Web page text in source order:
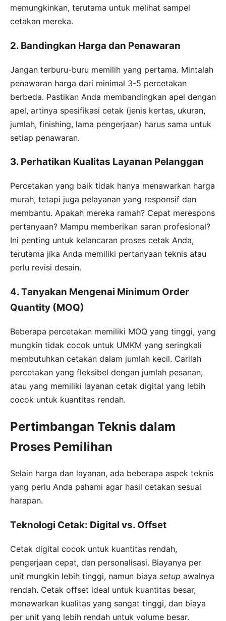
memungkinkan, terutama untuk melihat sampel
cetakan mereka.
2. Bandingkan Harga dan Penawaran
Jangan terburu-buru memilih yang pertama. Mintalah
penawaran harga dari minimal 3-5 percetakan
berbeda. Pastikan Anda membandingkan apel dengan
apel, artinya spesifikasi cetak (jenis kertas, ukuran,
jumlah, finishing, lama pengerjaan) harus sama untuk
setiap penawaran.
3. Perhatikan Kualitas Layanan Pelanggan
Percetakan yang baik tidak hanya menawarkan harga
murah, tetapi juga pelayanan yang responsif dan
membantu. Apakah mereka ramah? Cepat merespons
pertanyaan? Mampu memberikan saran profesional?
Ini penting untuk kelancaran proses cetak Anda,
terutama jika Anda memiliki pertanyaan teknis atau
perlu revisi desain.
4. Tanyakan Mengenai Minimum Order
Quantity (MOQ)
Beberapa percetakan memiliki MOQ yang tinggi, yang
mungkin tidak cocok untuk UMKM yang seringkali
membutuhkan cetakan dalam jumlah kecil. Carilah
percetakan yang fleksibel dengan jumlah pesanan,
atau yang memiliki layanan cetak digital yang lebih
cocok untuk kuantitas rendah.
Pertimbangan Teknis dalam
Proses Pemilihan
Selain harga dan layanan, ada beberapa aspek teknis
yang perlu Anda pahami agar hasil cetakan sesuai
harapan.
Teknologi Cetak: Digital vs. Offset
Cetak digital cocok untuk kuantitas rendah,
pengerjaan cepat, dan personalisasi. Biayanya per
unit mungkin lebih tinggi, namun biaya setup awalnya
rendah. Cetak offset ideal untuk kuantitas besar,
menawarkan kualitas yang sangat tinggi, dan biaya
per unit yang lebih rendah untuk volume besar.